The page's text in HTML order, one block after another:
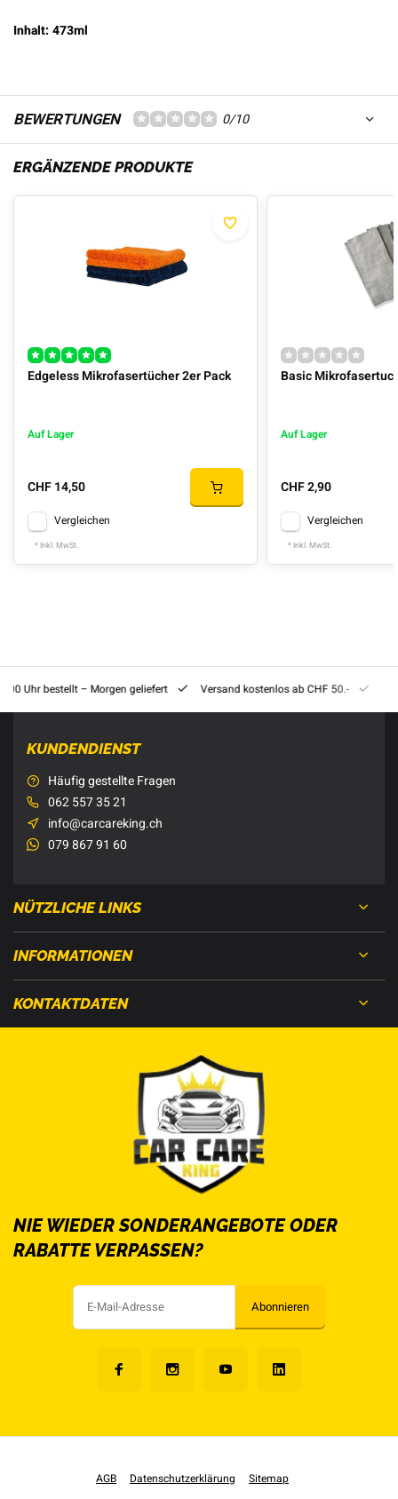
Inhalt: 473ml
BEWERTUNGEN 0/10
ERGÄNZENDE PRODUKTE
Edgeless Mikrofasertücher 2er Pack
Auf Lager
CHF 14,50
Vergleichen
* Inkl. MwSt.
Basic
Auf Lager
CHF 2,90
Vergleichen
* Inkl. MwSt.
Uhr bestellt – Morgen geliefert Versand kostenlos ab CHF 50.-
KUNDENDIENST
Häufig gestellte Fragen
062 557 35 21
info@carcareking.ch
079 867 91 60
NÜTZLICHE LINKS
INFORMATIONEN
KONTAKTDATEN
NIE WIEDER SONDERANGEBOTE ODER
RABATTE VERPASSEN?
Abonnieren
AGB Datenschutzerklärung Sitemap